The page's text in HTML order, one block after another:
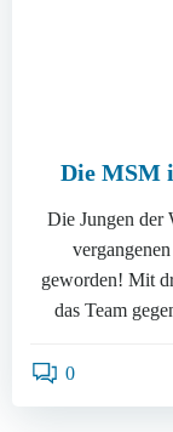
Die MSM
Die Jungen der
geworden! Mit
das Team
0